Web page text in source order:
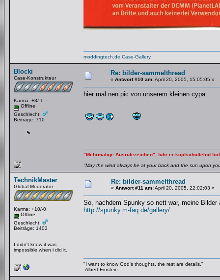
moddingtech.de Case-Gallery
Blocki
Case-Konstrukteur
Karma: +3/-1
Offline
Geschlecht:
Beiträge: 710
Re: bilder-sammelthread
« Antwort #10 am:April 20, 2005, 15:05:05 »
hier mal nen pic von unserem kleinen cypa:
"Mehrmalige Ausrufezeichen", fuhr er kopfschüttelnd
"May the wind always be at your back and the sun upon
TechnikMaster
Global Moderator
Karma: +10/-0
Offline
Geschlecht:
Beiträge: 1403
I didn't know it was
impossible when i did it.
Re: bilder-sammelthread
« Antwort #11 am:April 20, 2005, 22:02:03 »
So, nachdem Spunky so nett war, meine
http://spunky.m-faq.de/gallery/
"I want to know God's thoughts, the rest are details."
-Albert Einstein